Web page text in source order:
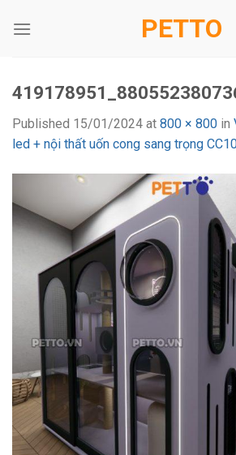
PETTO
Published 15/01/2024 at 800 × 800 in
led + nội thất uốn cong sang trọng